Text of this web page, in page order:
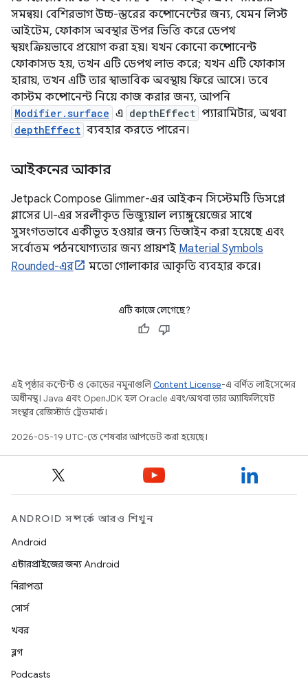
সমন্বয়। বেশিরভাগ উচ্চ-স্তরের কম্পোনেন্টের জন্য, যেমন লিস্ট
আইটেম, ফোকাস অবস্থার উপর ভিত্তি করে ডেপথ
স্বয়ংক্রিয়ভাবে প্রয়োগ করা হয়। যখন কোনো কম্পোনেন্ট
ফোকাসড হয়, তখন এটি ডেপথ লাভ করে; যখন এটি ফোকাস
হারায়, তখন এটি তার স্বাভাবিক অবস্থায় ফিরে আসে। তবে
কাস্টম কম্পোনেন্ট নিয়ে কাজ করার জন্য, আপনি
Modifier.surface এ depthEffect প্যারামিটার, অথবা
depthEffect ব্যবহার করতে পারেন।
আইকনের আকার
Jetpack Compose Glimmer-এর আইকন সিস্টেমটি ডিসপ্লে
গ্লাসের UI-এর সরলীকৃত ভিজ্যুয়াল ল্যাঙ্গুয়েজের সাথে
সুসংগতভাবে একীভূত হওয়ার জন্য ডিজাইন করা হয়েছে এবং
সর্বোত্তম পঠনযোগ্যতার জন্য প্রায়শই Material Symbols
Rounded-এর
মতো গোলাকার আকৃতি ব্যবহার করে।
এটি কাজে লেগেছে?
এই পৃষ্ঠার কন্টেন্ট ও কোডের নমুনাগুলিContent License-এ বর্ণিত লাইসেন্সের
অধীনস্থ। Java এবং OpenJDK হল Oracle এবং/অথবা তার অ্যাফিলিয়েট
সংস্থার রেজিস্টার্ড ট্রেডমার্ক।
2026-05-19 UTC-তে শেষবার আপডেট করা হয়েছে।
ANDROID সম্পর্কে আরও শিখুন
Android
এন্টারপ্রাইজের জন্য Android
নিরাপত্তা
সোর্স
খবর
ব্লগ
Podcasts